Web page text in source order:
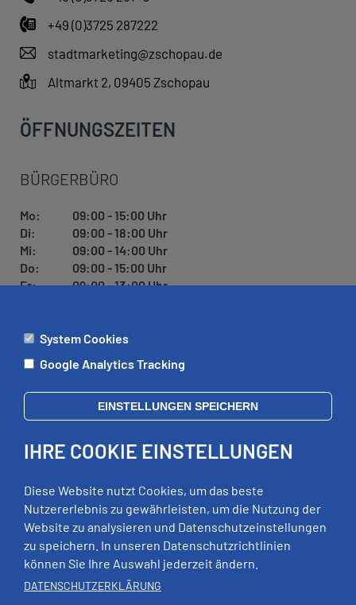
+49 (0)3725 287222
stadtmarketing@zschopau.de
Altmarkt 2, 09405 Zschopau
ÖFFNUNGSZEITEN
BÜRGERBÜRO
Mo:
09:00 - 15:00 Uhr
Di:
09:00 - 18:00 Uhr
Mi:
09:00 - 14:00 Uhr
Do:
09:00 - 15:00 Uhr
Fr:
09:00 - 13:00 Uhr
ÄMTER
Di:
09:00 - 12:00 Uhr, 13:00 - 18:00 Uhr
Mi:
geschlossen
Fr:
09:00 - 12:00 Uhr
RECHTLICHES
Impressum
Datenschutz
System Cookies
Google Analytics Tracking
EINSTELLUNGEN SPEICHERN
IHRE COOKIE EINSTELLUNGEN
Diese Website nutzt Cookies, um das beste
Nutzererlebnis zu gewährleisten, um die Nutzung der
Website zu analysieren und Datenschutzeinstellungen
zu speichern. In unseren Datenschutzrichtlinien
können Sie Ihre Auswahl jederzeit ändern.
DATENSCHUTZERKLÄRUNG